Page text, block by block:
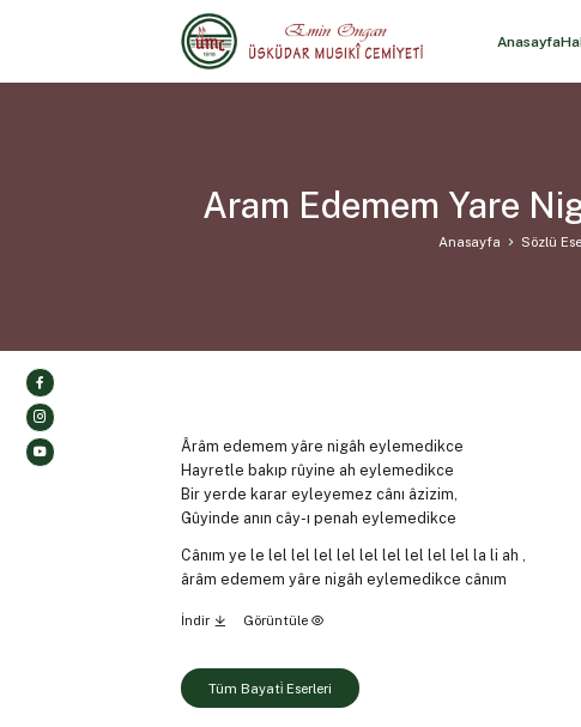
Anasayfa
Aram Edemem Yare
Anasayfa Sözlü
Ârâm edemem yâre nigâh eylemedikce
Hayretle bakıp rûyine ah eylemedikce
Bir yerde karar eyleyemez cânı âzizim,
Gûyinde anın cây-ı penah eylemedikce
Cânım ye le lel lel lel lel lel lel lel lel lel la li ah ,
ârâm edemem yâre nigâh eylemedikce cânım
İndir Görüntüle
Tüm Bayati̇ Eserleri